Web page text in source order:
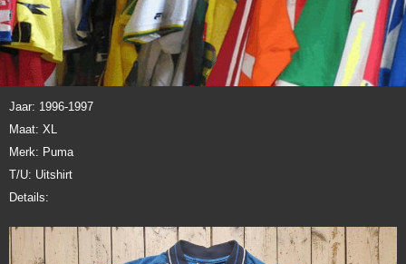
Jaar: 1996-1997
Maat: XL
Merk: Puma
T/U: Uitshirt
Details: